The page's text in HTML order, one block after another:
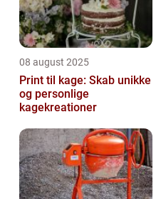
08 august 2025
Print til kage: Skab unikke
og personlige
kagekreationer